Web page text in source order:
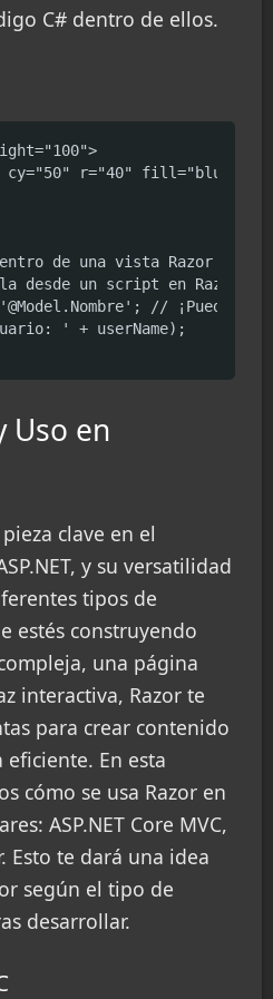
C# dentro de ellos.
r="40" fill="blue" />
de una vista Razor
desde un script en
// ¡Puedes
' + userName);
Uso en
clave en el
y su versatilidad
tipos de
estés construyendo
una página
interactiva, Razor te
para crear contenido
En esta
cómo se usa Razor en
ASP.NET Core MVC,
Esto te dará una idea
según el tipo de
desarrollar.